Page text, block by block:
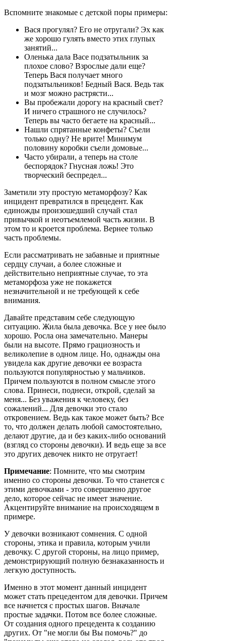
Вспомните знакомые с детской поры примеры:
Вася прогулял? Его не отругали? Эх как
же хорошо гулять вместо этих глупых
занятий...
Оленька дала Васе подзатыльник за
плохое слово? Взрослые дали еще?
Теперь Вася получает много
подзатыльников! Бедный Вася. Ведь так
и мозг можно растрясти...
Вы пробежали дорогу на красный свет?
И ничего страшного не случилось?
Теперь вы часто бегаете на красный...
Нашли спрятанные конфеты? Съели
только одну? Не врите! Минимум
половину коробки съели домовые...
Часто убирали, а теперь на столе
беспорядок? Гнусная ложь! Это
творческий беспредел...
Заметили эту простую метаморфозу? Как
инцидент превратился в прецедент. Как
единожды произошедший случай стал
привычкой и неотъемлемой часть жизни. В
этом то и кроется проблема. Вернее только
часть проблемы.
Если рассматривать не забавные и приятные
сердцу случаи, а более сложные и
действительно неприятные случае, то эта
метаморфоза уже не покажется
незначительной и не требующей к себе
внимания.
Давайте представим себе следующую
ситуацию. Жила была девочка. Все у нее было
хорошо. Росла она замечательно. Манеры
были на высоте. Прямо грациозность и
великолепие в одном лице. Но, однажды она
увидела как другие девочки ее возраста
пользуются популярностью у мальчиков.
Причем пользуются в полном смысле этого
слова. Принеси, поднеси, открой, сделай за
меня... Без уважения к человеку, без
сожалений... Для девочки это стало
откровением. Ведь как такое может быть? Все
то, что должен делать любой самостоятельно,
делают другие, да и без каких-либо оснований
(взгляд со стороны девочки). И ведь еще за все
это других девочек никто не отругает!
Примечание: Помните, что мы смотрим
именно со стороны девочки. То что станется с
этими девочками - это совершенно другое
дело, которое сейчас не имеет значение.
Акцентируйте внимание на происходящем в
примере.
У девочки возникают сомнения. С одной
стороны, этика и правила, которым учили
девочку. С другой стороны, на лицо пример,
демонстрирующий полную безнаказанность и
легкую доступность.
Именно в этот момент данный инцидент
может стать прецедентом для девочки. Причем
все начнется с простых шагов. Вначале
простые задачки. Потом все более сложные.
От создания одного прецедента к созданию
других. От "не могли бы Вы помочь?" до